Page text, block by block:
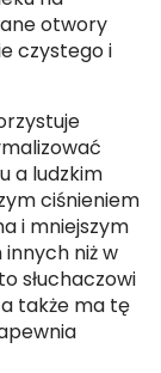
otwory
czystego i
a ludzkim
ciśnieniem
i mniejszym
niż w
słuchaczowi
a także ma tę